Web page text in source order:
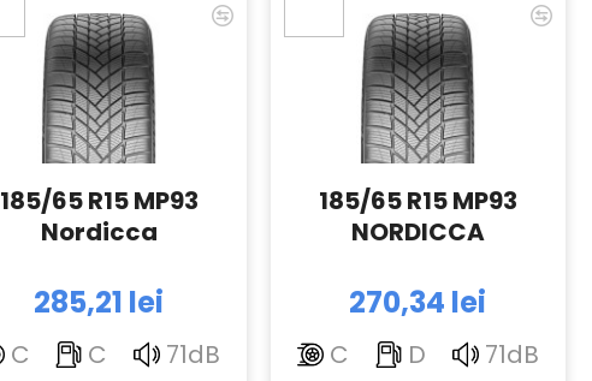
185/65 R15 MP93
Nordicca
285,21 lei
C C 71dB
185/65 R15 MP93
NORDICCA
270,34 lei
C D 71dB